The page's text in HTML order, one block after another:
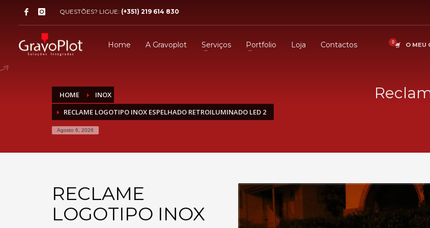
QUESTÕES? LIGUE: (+351) 219 614 830
Home A Gravoplot Serviços Portfolio Loja Contactos O MEU
HOME
INOX
RECLAME LOGOTIPO INOX ESPELHADO RETROILUMINADO LED 2
Agosto 6, 2026
RECLAME
LOGOTIPO INOX